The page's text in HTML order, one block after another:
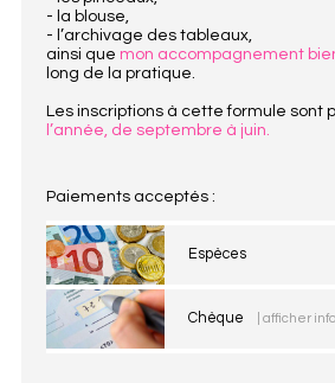
- la blouse,
- l’archivage des tableaux,
ainsi que mon accompagnement
long de la pratique.
Les inscriptions à cette formule sont
l’année, de septembre à juin.
Paiements acceptés :
Espèces
Chèque | afficher